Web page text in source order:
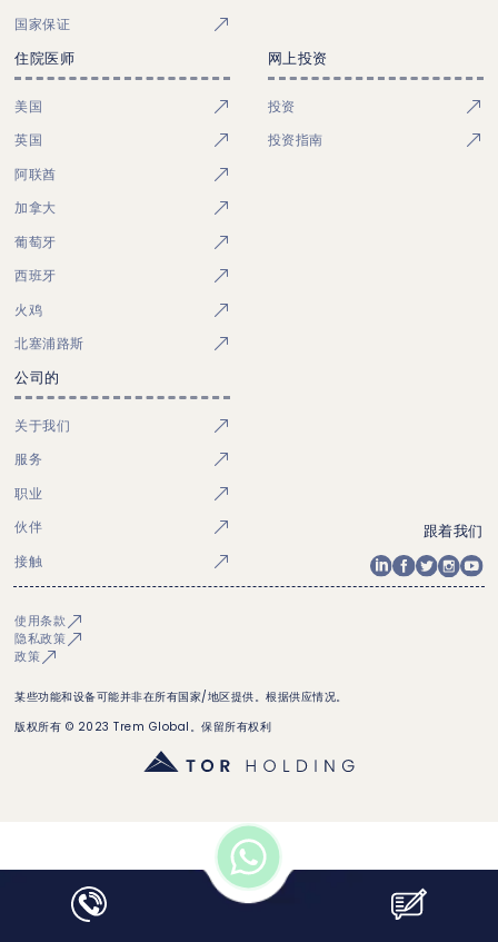
国家保证
住院医师
美国
英国
阿联酋
加拿大
葡萄牙
西班牙
火鸡
北塞浦路斯
网上投资
投资
投资指南
公司的
关于我们
服务
职业
伙伴
接触
跟着我们
使用条款
隐私政策
政策
某些功能和设备可能并非在所有国家/地区提供。根据供应情况。
版权所有 © 2023 Trem Global。保留所有权利